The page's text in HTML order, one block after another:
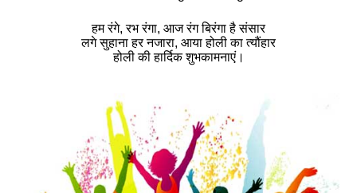
हम रंगे, रभ रंगा, आज रंग बिरंगा है संसार
लगे सुहाना हर नजारा, आया होली का त्यौंहार
होली की हार्दिक शुभकामनाएं।